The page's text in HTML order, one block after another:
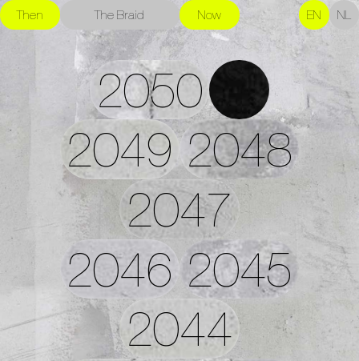
Then The Braid Now EN NL
2050
2049 2048
2047
2046 2045
2044